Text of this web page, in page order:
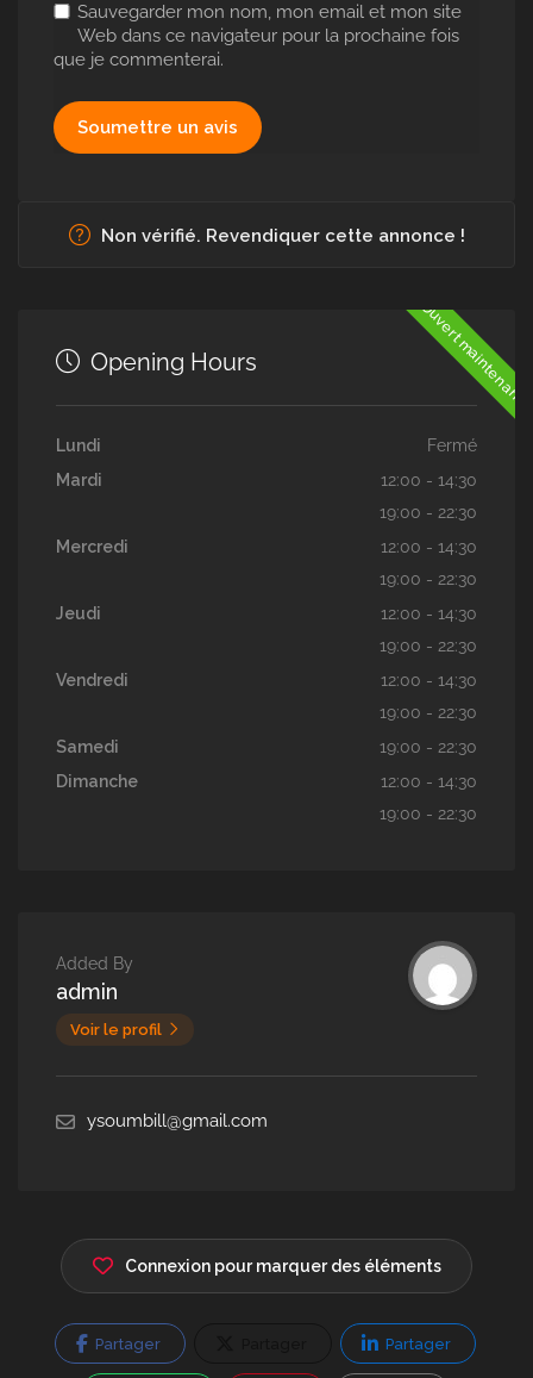
Sauvegarder mon nom, mon email et mon site
Web dans ce navigateur pour la prochaine fois
que je commenterai.
Non vérifié. Revendiquer cette annonce !
Ouvert maintenant
Opening Hours
Lundi
Fermé
Mardi
12:00 - 14:30
19:00 - 22:30
Mercredi
12:00 - 14:30
19:00 - 22:30
Jeudi
12:00 - 14:30
19:00 - 22:30
Vendredi
12:00 - 14:30
19:00 - 22:30
Samedi
19:00 - 22:30
Dimanche
12:00 - 14:30
19:00 - 22:30
Added By
admin
Voir le profil
ysoumbill@gmail.com
Connexion pour marquer des éléments
Partager Partager